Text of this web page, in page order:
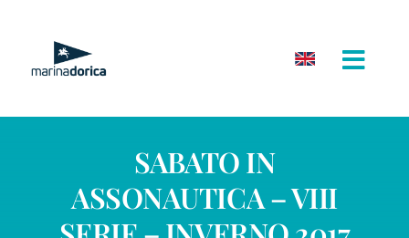
contenuto
SABATO IN
ASSONAUTICA – VIII